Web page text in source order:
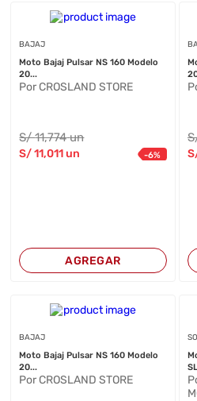
BAJAJ
Moto Bajaj Pulsar NS 160 Modelo
20...
Por CROSLAND STORE
S/11,774 un
S/11,011 un -6%
AGREGAR
BAJAJ
Moto Bajaj Pulsar NS 160 Modelo
20...
Por CROSLAND STORE